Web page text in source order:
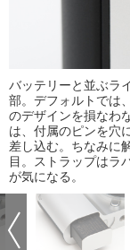
バッテリーと並ぶラ
部。デフォルトでは
のデザインを損なわ
は、付属のピンを穴
差し込む。ちなみに
目。ストラップはラ
が気になる。